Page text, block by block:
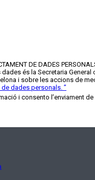
DE DADES
és la Secretaria
i sobre les accions de
dades personals.”
i consento l’enviament